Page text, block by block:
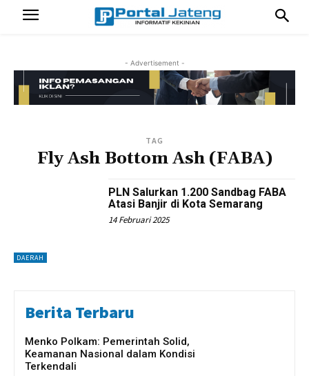
- Advertisement -
TAG
Fly Ash Bottom Ash (FABA)
DAERAH
PLN Salurkan 1.200 Sandbag FABA
Atasi Banjir di Kota Semarang
14 Februari 2025
Berita Terbaru
Menko Polkam: Pemerintah Solid,
Keamanan Nasional dalam Kondisi
Terkendali